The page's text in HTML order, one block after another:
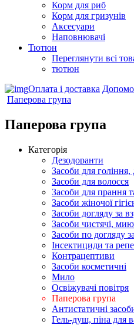
Корм для риб
Корм для гризунів
Аксесуари
Наповнювачі
Тютюн
Переглянути всі
тютюн
Оплата і доставка
Паперова група
Паперова група
Категорія
Дезодоранти
Засоби для гоління,
Засоби для волосся
Засоби для прання
Засоби жіночої
Засоби догляду за
Засоби чистячі,
Засоби по догляду
Інсектициди та
Контрацептиви
Засоби косметичні
Мило
Освіжувачі повітря
Паперова група
Антистатичні
Гель-душ, піна для